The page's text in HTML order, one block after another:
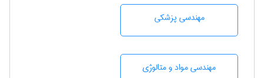
مهندسی پزشکی
مهندسی مواد و متالوژی